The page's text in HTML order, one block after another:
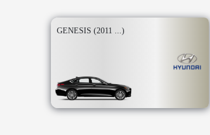
GENESIS (2011 ...)